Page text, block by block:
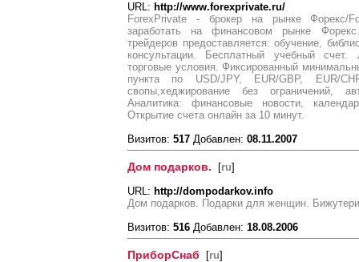
URL: http://www.forexprivate.ru/
ForexPrivate - брокер на рынке Форекс/
заработать на финансовом рынке
трейдеров предоставляется: обучение,
консультации. Бесплатный учебный
торговые условия. Фиксированный
пункта по USD/JPY, EUR/GBP, EUR/
свопы,хеджирование без ограничений,
Аналитика: финансовые новости,
Открытие счета онлайн за 10 минут.
Визитов: 517 Добавлен: 08.11.2007
Дом подарков. [ru]
URL: http://dompodarkov.info
Дом подарков. Подарки для женщин.
Визитов: 516 Добавлен: 18.08.2006
ПриборСнаб [ru]